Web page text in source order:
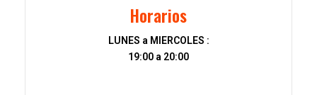
Horarios
LUNES a MIERCOLES :
19:00 a 20:00